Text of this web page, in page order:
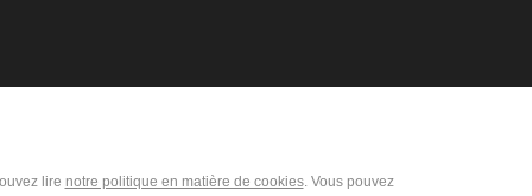
lire notre politique en matière de cookies. Vous pouvez